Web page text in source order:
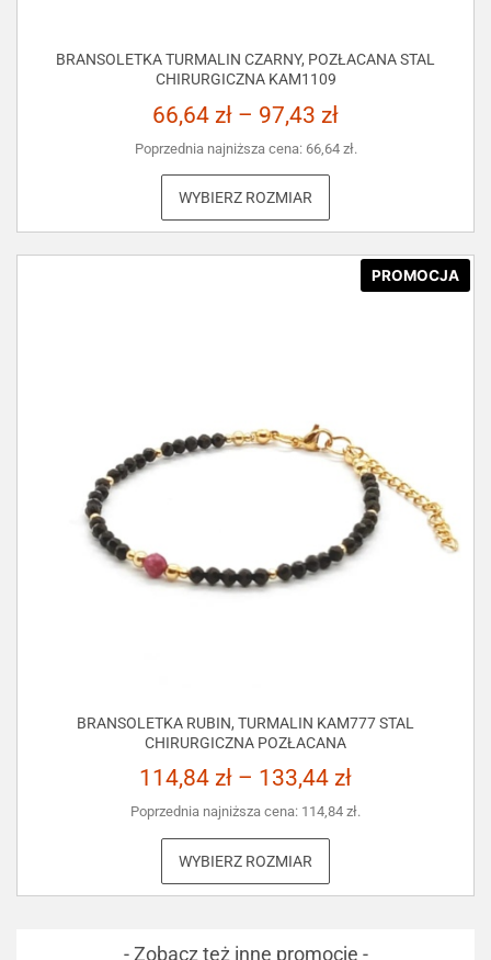
BRANSOLETKA TURMALIN CZARNY, POZŁACANA STAL
CHIRURGICZNA KAM1109
66,64 zł – 97,43 zł
Poprzednia najniższa cena: 66,64 zł.
WYBIERZ ROZMIAR
PROMOCJA
BRANSOLETKA RUBIN, TURMALIN KAM777 STAL
CHIRURGICZNA POZŁACANA
114,84 zł – 133,44 zł
Poprzednia najniższa cena: 114,84 zł.
WYBIERZ ROZMIAR
- Zobacz też inne promocje -